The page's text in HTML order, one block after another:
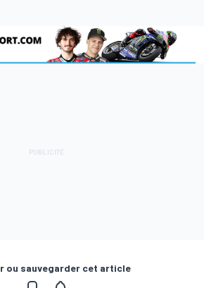
ou sauvegarder cet article